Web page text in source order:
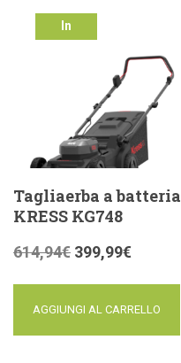
In
Tagliaerba a batteria
KRESS KG748
614,94€ 399,99€
AGGIUNGI AL CARRELLO